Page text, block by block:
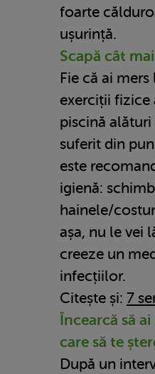
foarte
ușurință.
Scapă cât
Fie că ai
exerciții fizice
piscină
suferit din
este
igienă:
hainele/
așa, nu le vei
creeze un
infecțiilor.
Citește și: 7
Încearcă să
care să te
După un